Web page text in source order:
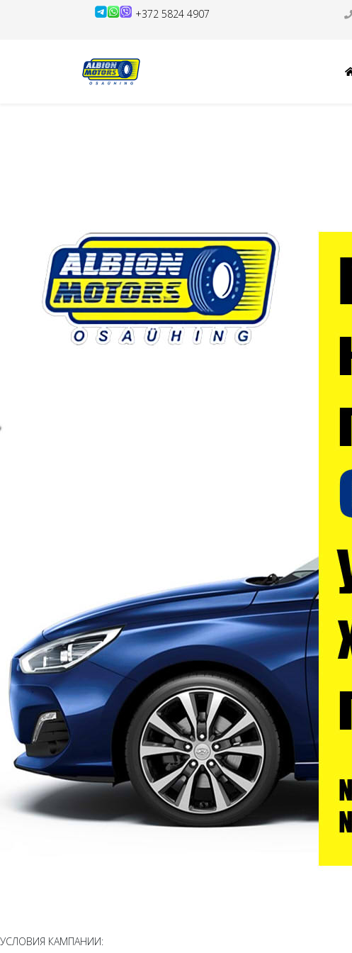
+372 5824 4907
УСЛОВИЯ КАМПАНИИ: